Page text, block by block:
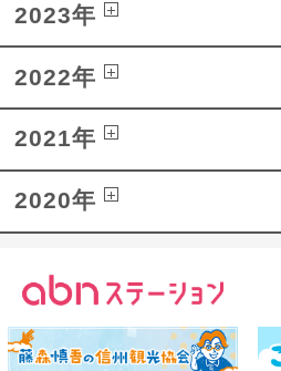
2023年
2022年
2021年
2020年